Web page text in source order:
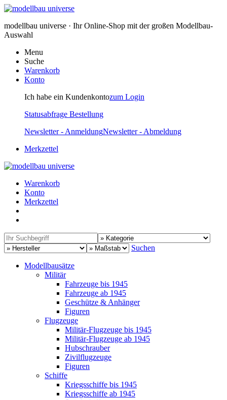
modellbau universe · Ihr Online-Shop mit der großen Modellbau-
Auswahl
Menu
Suche
Warenkorb
Konto
Ich habe ein Kundenkontozum Login
Statusabfrage Bestellung
Newsletter - AnmeldungNewsletter - Abmeldung
Merkzettel
Warenkorb
Konto
Merkzettel
Suchen
Modellbausätze
Militär
Fahrzeuge bis 1945
Fahrzeuge ab 1945
Geschütze & Anhänger
Figuren
Flugzeuge
Militär-Flugzeuge bis 1945
Militär-Flugzeuge ab 1945
Hubschrauber
Zivilflugzeuge
Figuren
Schiffe
Kriegsschiffe bis 1945
Kriegsschiffe ab 1945